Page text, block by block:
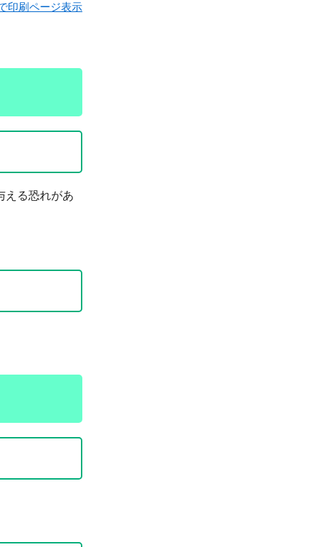
印刷ページ表示
える恐れがあ